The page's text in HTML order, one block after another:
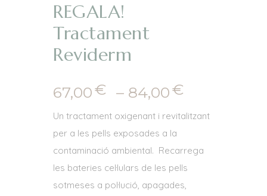
REGALA!
Tractament
Reviderm
67,00€ – 84,00€
de
67,00€
Un tractament oxigenant i revitalitzant
per a les pells exposades a la
contaminació ambiental. Recarrega
les bateries cel·lulars de les pells
sotmeses a pol·lució, apagades,